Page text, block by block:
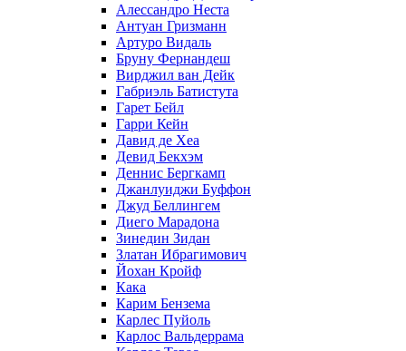
Алессандро Неста
Антуан Гризманн
Артуро Видаль
Бруну Фернандеш
Вирджил ван Дейк
Габриэль Батистута
Гарет Бейл
Гарри Кейн
Давид де Хеа
Девид Бекхэм
Деннис Бергкамп
Джанлуиджи Буффон
Джуд Беллингем
Диего Марадона
Зинедин Зидан
Златан Ибрагимович
Йохан Кройф
Кака
Карим Бензема
Карлес Пуйоль
Карлос Вальдеррама